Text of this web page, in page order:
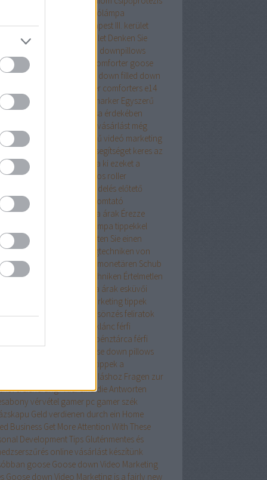
csiptetős olvasólámpa
csótányirtás Budapest III. kerület
Budapest XIII. kerület Denken Sie
downpillows
comforterqueen
down comforter goose
down comforter queen down filled down
duck feather comforters e14
e27 foglalat ecset rajzmarker Egyszerű
tanács az élete javítása érdekében
tanácsaink az online vásárlást még
teszik
Egyszerű videó marketing
mindenkinek
Egy kis segítséget keres az
Marketingben? Próbálja ki ezeket a
elegáns ruha
elektromos roller
élelmiszer rendelés előtető
toló erkélyajtó
epson nyomtató
ár
ereszcsatorna árak Érezze
profinak ezekkel a Netlámpa tippekkel
iskolatáska
Erhalten Sie einen
mit diesen Marketingtechniken von
Depot
Erhalten Sie einen monetären Schub
diesen Artikel-Marketing-Techniken Értelmetlen
esküvői ruha árak esküvői
Facebook marketing tippek
menyasszonyi ruha kölcsönzésfeliratok
férfi nyaklánc férfi
ferfi pénztárca férfi
firm goose down pillows
Főbb tippek a
való profitáláshoz Fragen zur
Hier sind die Antworten
vérvétel gamer pc gamer szék
Geld verdienen durch ein Home
Business Get More Attention With These
Development Tips Gluténmentes és
online vásárlást készítünk
goose Goose down Video Marketing
Goose down Video Marketing is a fairly new